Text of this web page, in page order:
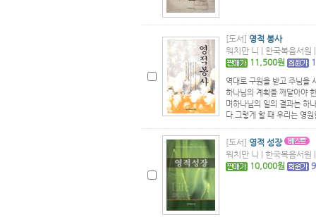
[도서] 영적 봉사
워치만 니 | 한국복음서
11,500원
역대로 구원을 받고 주님을
하나님의 계획을 깨달아야
며하나님의 일의 결과는 하
다.그렇게 할 때 우리는 영
[도서] 영적 성장
워치만 니 | 한국복음서
10,000원